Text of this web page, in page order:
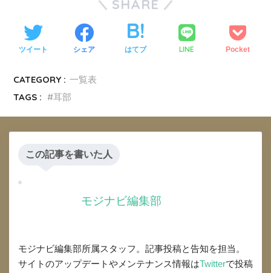
SHARE
ツイート シェア はてブ LINE Pocket
CATEGORY : 一覧表
TAGS :
耳部
この記事を書いた人
モジナビ編集部
モジナビ編集部所属スタッフ。記事投稿と告知を担当。
サイトのアップデートやメンテナンス情報はTwitterで投稿